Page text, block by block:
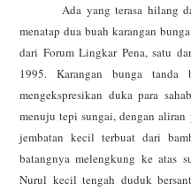
Ada yang terasa hilang
menatap dua buah karangan
dari Forum Lingkar Pena, satu
1995. Karangan bunga
mengekspresikan duka para
menuju tepi sungai, dengan
jembatan kecil terbuat dari
batangnya melengkung ke atas
Nurul kecil tengah duduk